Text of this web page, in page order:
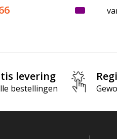
levering
bestellingen